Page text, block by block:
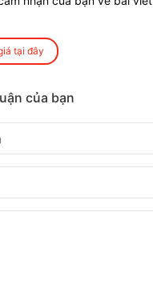
tại đây
của bạn